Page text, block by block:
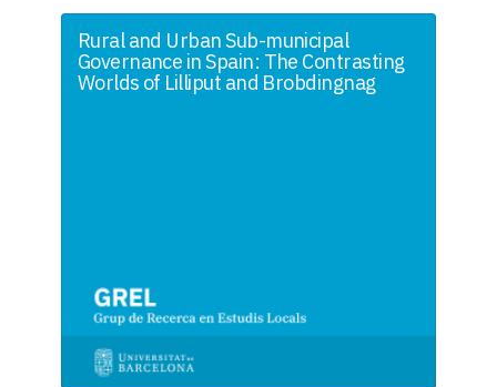
Rural and Urban Sub-municipal
Governance in Spain: The Contrasting
Worlds of Lilliput and Brobdingnag